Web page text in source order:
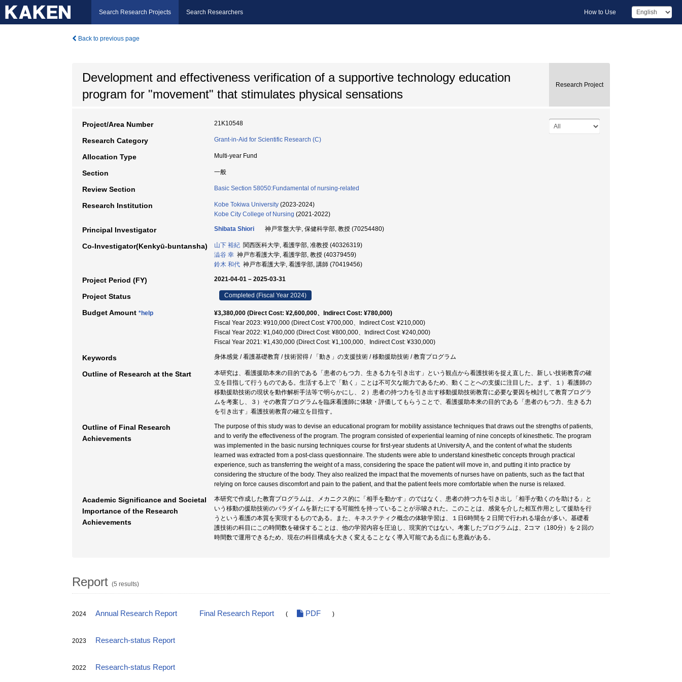
Search Research Projects Search Researchers How to Use
Back to previous page
Development and effectiveness verification of a supportive technology education
program for "movement" that stimulates physical sensations
Research Project
Project/Area Number 21K10548
Research Category Grant-in-Aid for Scientific Research (C)
Allocation Type Multi-year Fund
Section 一般
Review Section Basic Section 58050:Fundamental of nursing-related
Research Institution Kobe Tokiwa University (2023-2024)
Kobe City College of Nursing (2021-2022)
Principal Investigator Shibata Shiori 神戸常盤大学, 保健科学部, 教授 (70254480)
Co-Investigator(Kenkyū-buntansha) 山下 裕紀 関西医科大学, 看護学部, 准教授 (40326319)
澁谷 幸 神戸市看護大学, 看護学部, 教授 (40379459)
鈴木 和代 神戸市看護大学, 看護学部, 講師 (70419456)
Project Period (FY) 2021-04-01 – 2025-03-31
Project Status Completed (Fiscal Year 2024)
Budget Amount *help
¥3,380,000 (Direct Cost: ¥2,600,000、Indirect Cost: ¥780,000)
Fiscal Year 2023: ¥910,000 (Direct Cost: ¥700,000、Indirect Cost: ¥210,000)
Fiscal Year 2022: ¥1,040,000 (Direct Cost: ¥800,000、Indirect Cost: ¥240,000)
Fiscal Year 2021: ¥1,430,000 (Direct Cost: ¥1,100,000、Indirect Cost: ¥330,000)
Keywords 身体感覚 / 看護基礎教育 / 技術習得 / 「動き」の支援技術 / 移動援助技術 / 教育プログラム
Outline of Research at the Start
本研究は、看護援助本来の目的である「患者のもつ力、生きる力を引き出す」という観点から看護技術を捉え直した、新しい技術教育の確
立を目指して行うものである。生活する上で「動く」ことは不可欠な能力であるため、動くことへの支援に注目した。まず、１）看護師の
移動援助技術の現状を動作解析手法等で明らかにし、２）患者の持つ力を引き出す移動援助技術教育に必要な要因を検討して教育プログラ
ムを考案し、３）その教育プログラムを臨床看護師に体験・評価してもらうことで、看護援助本来の目的である「患者のもつ力、生きる力
を引き出す」看護技術教育の確立を目指す。
Outline of Final Research
Achievements
The purpose of this study was to devise an educational program for mobility assistance techniques that draws out the strengths of patients,
and to verify the effectiveness of the program. The program consisted of experiential learning of nine concepts of kinesthetic. The program
was implemented in the basic nursing techniques course for first-year students at University A, and the content of what the students
learned was extracted from a post-class questionnaire. The students were able to understand kinesthetic concepts through practical
experience, such as transferring the weight of a mass, considering the space the patient will move in, and putting it into practice by
considering the structure of the body. They also realized the impact that the movements of nurses have on patients, such as the fact that
relying on force causes discomfort and pain to the patient, and that the patient feels more comfortable when the nurse is relaxed.
Academic Significance and Societal
Importance of the Research
Achievements
本研究で作成した教育プログラムは、メカニクス的に「相手を動かす」のではなく、患者の持つ力を引き出し「相手が動くのを助ける」と
いう移動の援助技術のパラダイムを新たにする可能性を持っていることが示唆された。このことは、感覚を介した相互作用として援助を行
うという看護の本質を実現するものである。また、キネステティク概念の体験学習は、１日6時間を２日間で行われる場合が多い。基礎看
護技術の科目にこの時間数を確保することは、他の学習内容を圧迫し、現実的ではない。考案したプログラムは、2コマ（180分）を２回の
時間数で運用できるため、現在の科目構成を大きく変えることなく導入可能である点にも意義がある。
Report (5 results)
2024 Annual Research Report Final Research Report ( PDF )
2023 Research-status Report
2022 Research-status Report